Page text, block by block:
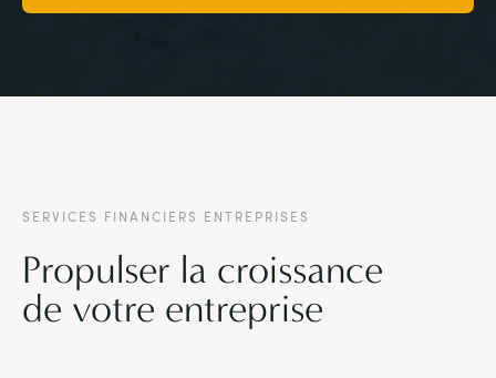
SERVICES FINANCIERS ENTREPRISES
Propulser la croissance
de votre entreprise